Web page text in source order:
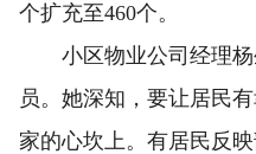
个扩充至460个。
小区物业公司经理杨
员。她深知，要让居民
家的心坎上。有居民反